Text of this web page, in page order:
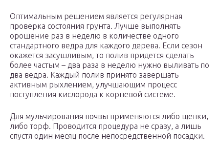
Оптимальным решением является регулярная
проверка состояния грунта. Лучше выполнять
орошение раз в неделю в количестве одного
стандартного ведра для каждого дерева. Если сезон
окажется засушливым, то полив придется сделать
более частым – два раза в неделю нужно выливать по
два ведра. Каждый полив принято завершать
активным рыхлением, улучшающим процесс
поступления кислорода к корневой системе.
Для мульчирования почвы применяются либо щепки,
либо торф. Проводится процедура не сразу, а лишь
спустя один месяц после непосредственной посадки.